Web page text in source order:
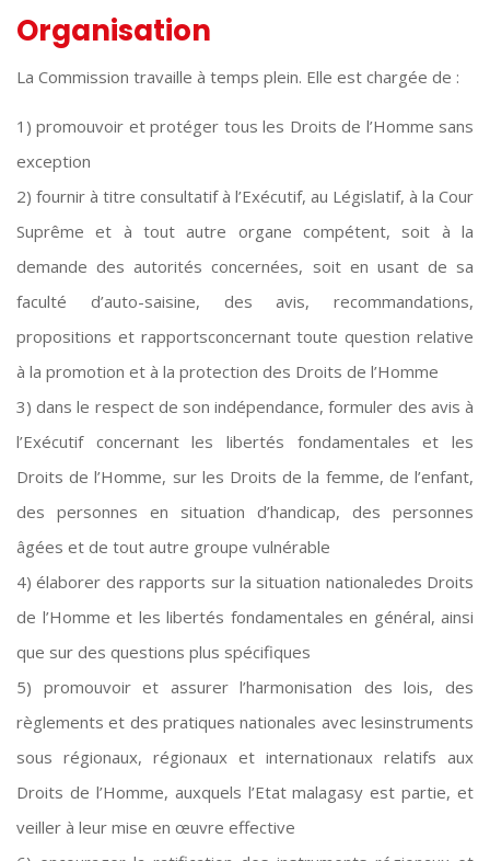
Organisation
La Commission travaille à temps plein. Elle est chargée de :
1) promouvoir et protéger tous les Droits de l’Homme sans
exception
2) fournir à titre consultatif à l’Exécutif, au Législatif, à la Cour
Suprême et à tout autre organe compétent, soit à la
demande des autorités concernées, soit en usant de sa
faculté d’auto-saisine, des avis, recommandations,
propositions et rapportsconcernant toute question relative
à la promotion et à la protection des Droits de l’Homme
3) dans le respect de son indépendance, formuler des avis à
l’Exécutif concernant les libertés fondamentales et les
Droits de l’Homme, sur les Droits de la femme, de l’enfant,
des personnes en situation d’handicap, des personnes
âgées et de tout autre groupe vulnérable
4) élaborer des rapports sur la situation nationaledes Droits
de l’Homme et les libertés fondamentales en général, ainsi
que sur des questions plus spécifiques
5) promouvoir et assurer l’harmonisation des lois, des
règlements et des pratiques nationales avec lesinstruments
sous régionaux, régionaux et internationaux relatifs aux
Droits de l’Homme, auxquels l’Etat malagasy est partie, et
veiller à leur mise en œuvre effective